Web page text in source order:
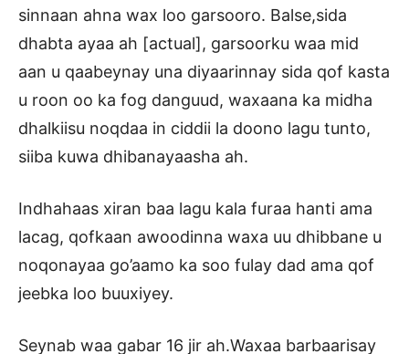
sinnaan ahna wax loo garsooro. Balse,sida
dhabta ayaa ah [actual], garsoorku waa mid
aan u qaabeynay una diyaarinnay sida qof kasta
u roon oo ka fog danguud, waxaana ka midha
dhalkiisu noqdaa in ciddii la doono lagu tunto,
siiba kuwa dhibanayaasha ah.
Indhahaas xiran baa lagu kala furaa hanti ama
lacag, qofkaan awoodinna waxa uu dhibbane u
noqonayaa go’aamo ka soo fulay dad ama qof
jeebka loo buuxiyey.
Seynab waa gabar 16 jir ah.Waxaa barbaarisay